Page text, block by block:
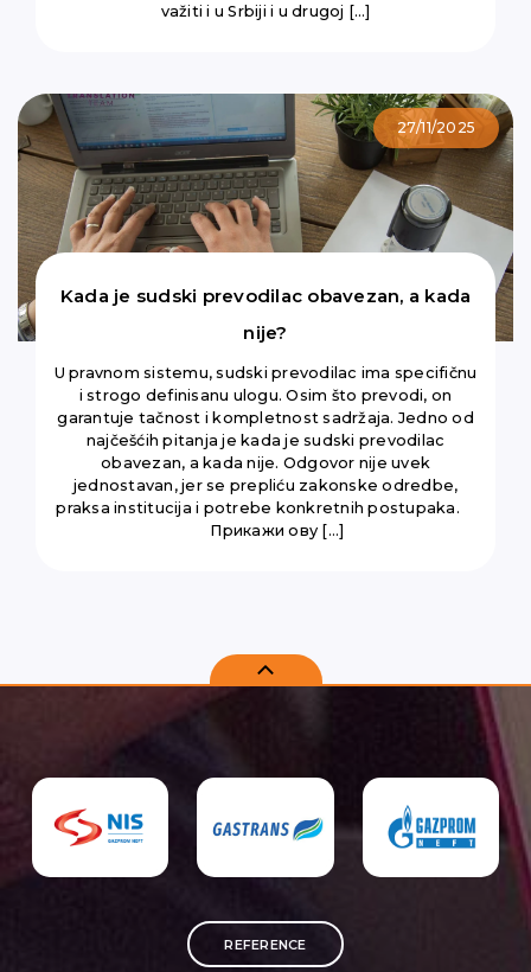
važiti i u Srbiji i u drugoj […]
27/11/2025
Kada je sudski prevodilac obavezan, a kada
nije?
U pravnom sistemu, sudski prevodilac ima specifičnu
i strogo definisanu ulogu. Osim što prevodi, on
garantuje tačnost i kompletnost sadržaja. Jedno od
najčešćih pitanja je kada je sudski prevodilac
obavezan, a kada nije. Odgovor nije uvek
jednostavan, jer se prepliću zakonske odredbe,
praksa institucija i potrebe konkretnih postupaka.
Прикажи ову […]
REFERENCE